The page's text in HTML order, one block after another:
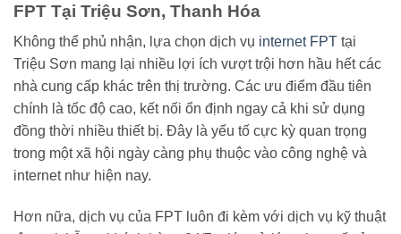
FPT Tại Triệu Sơn, Thanh Hóa
Không thể phủ nhận, lựa chọn dịch vụ internet FPT tại
Triệu Sơn mang lại nhiều lợi ích vượt trội hơn hầu hết các
nhà cung cấp khác trên thị trường. Các ưu điểm đầu tiên
chính là tốc độ cao, kết nối ổn định ngay cả khi sử dụng
đồng thời nhiều thiết bị. Đây là yếu tố cực kỳ quan trọng
trong một xã hội ngày càng phụ thuộc vào công nghệ và
internet như hiện nay.
Hơn nữa, dịch vụ của FPT luôn đi kèm với dịch vụ kỹ thuật